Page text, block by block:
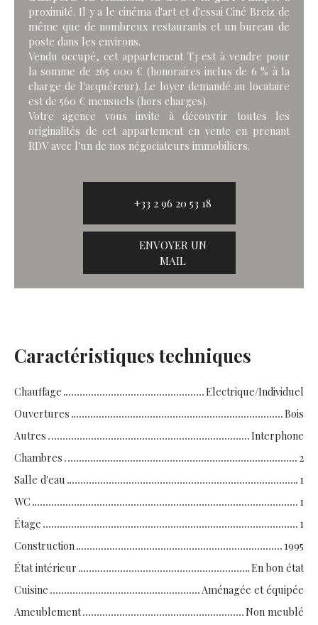
proximité. Il y a le cinéma d'art et d'essai Ciné Breiz de
même que de nombreux restaurants et un bureau de
poste dans les environs.
Vendu occupé, cet appartement T3 est à vendre pour
la somme de 265 000 € (honoraires inclus de 6 % à la
charge de l'acquéreur). Le loyer demandé au locataire
est de 560 € mensuels (hors charges).
Votre agence vous invite à découvrir toutes les
originalités de cet appartement en vente en prenant
RDV avec l'un de nos négociateurs immobiliers.
+33 2 96 20 53 18
ENVOYER UN
MAIL
Caractéristiques techniques
Chauffage
Electrique/Individuel
Ouvertures
Bois
Autres
Interphone
Chambres
2
Salle d'eau
1
WC
1
Étage
1
Construction
1995
État intérieur
En bon état
Cuisine
Aménagée et équipée
Ameublement
Non meublé